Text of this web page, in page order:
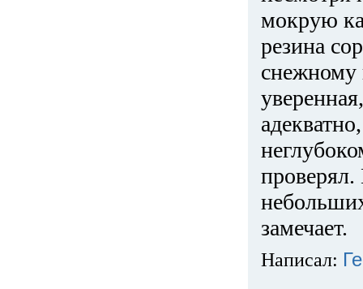
мокрую
резина
снежному
замечает.
Написал: